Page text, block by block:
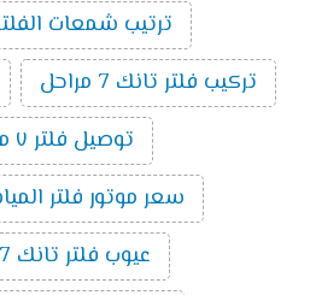
ترتيب شمعات الفلتر 7
تركيب فلتر تانك 7 مراحل
توصيل فلتر ٧ مراحل
سعر موتور فلتر
عيوب فلتر تانك 7 مراحل